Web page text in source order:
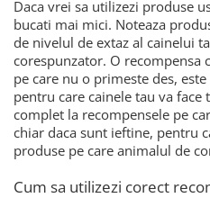
Daca vrei sa utilizezi produse
bucati mai mici. Noteaza
de nivelul de extaz al cainelui
corespunzator. O recompensa
pe care nu o primeste des,
pentru care cainele tau va
complet la recompensele pe
chiar daca sunt ieftine, pentru
produse pe care animalul de
Cum sa utilizezi corect